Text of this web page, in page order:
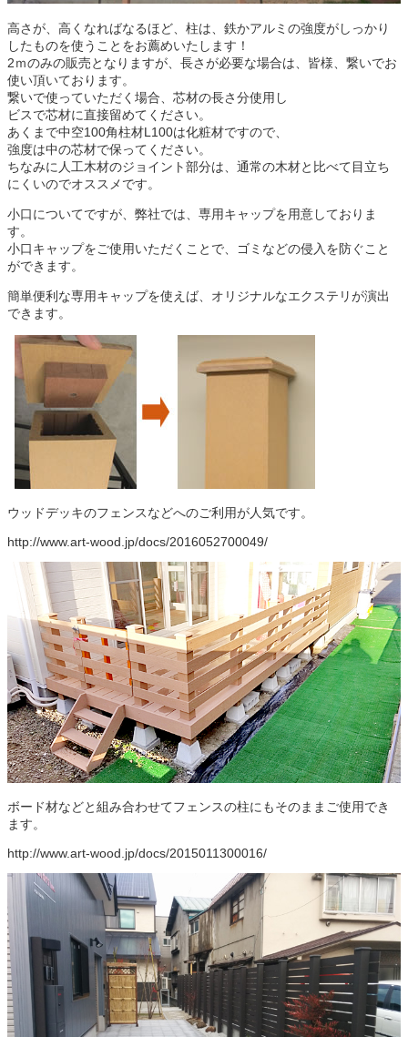
高さが、高くなればなるほど、柱は、鉄かアルミの強度がしっかり
したものを使うことをお薦めいたします！
2ｍのみの販売となりますが、長さが必要な場合は、皆様、繋いでお
使い頂いております。
繋いで使っていただく場合、 芯材の長さ分使用し
ビスで芯材に直接留めてください。
あくまで中空100角柱材L100は化粧材ですので、
強度は中の芯材で保ってください。
ちなみに人工木材のジョイント部分は、通常の木材と比べて目立ち
にくいのでオススメです。
小口についてですが、弊社では、専用キャップを用意しておりま
す。
小口キャップをご使用いただくことで、ゴミなどの侵入を防ぐこと
ができます。
簡単便利な専用キャップを使えば、オリジナルなエクステリが演出
できます。
ウッドデッキのフェンスなどへのご利用が人気です。
http://www.art-wood.jp/docs/2016052700049/
ボード材などと組み合わせてフェンスの柱にもそのままご使用でき
ます。
http://www.art-wood.jp/docs/2015011300016/